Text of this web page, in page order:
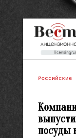
Российские
посуды